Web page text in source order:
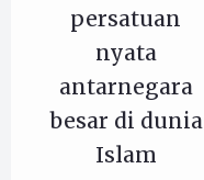
persatuan
nyata
antarnegara
besar di dunia
Islam